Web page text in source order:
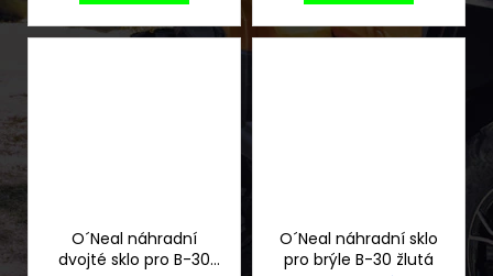
O´Neal náhradní
dvojté sklo pro B-30
O´Neal náhradní sklo
pro brýle B-30 žlutá